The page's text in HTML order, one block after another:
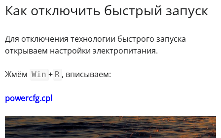
Как отключить быстрый запуск
Для отключения технологии быстрого запуска
открываем настройки электропитания.
Жмём Win + R , вписываем:
powercfg.cpl